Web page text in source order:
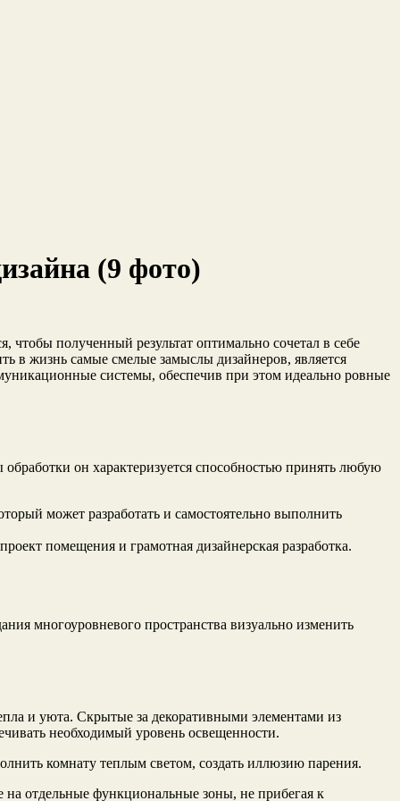
(9 фото)
чтобы полученный результат оптимально сочетал в себе
в жизнь самые смелые замыслы дизайнеров, является
системы, обеспечив при этом идеально ровные
он характеризуется способностью принять любую
может разработать и самостоятельно выполнить
помещения и грамотная дизайнерская разработка.
многоуровневого пространства визуально изменить
и уюта. Скрытые за декоративными элементами из
необходимый уровень освещенности.
комнату теплым светом, создать иллюзию парения.
отдельные функциональные зоны, не прибегая к